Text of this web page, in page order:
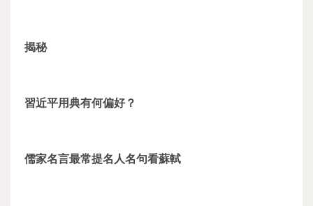
揭秘
習近平用典有何偏好？
儒家名言最常提名人名句看蘇軾